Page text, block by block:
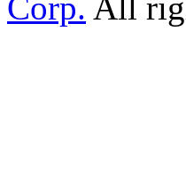
Corp. All